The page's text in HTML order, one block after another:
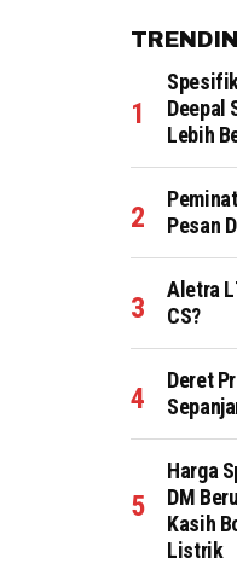
Deepal
Lebih
Pesan
Aletra
CS?
Deret
Harga
DM
Kasih
Listrik